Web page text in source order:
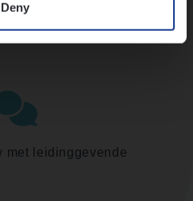
Deny
met leidinggevende